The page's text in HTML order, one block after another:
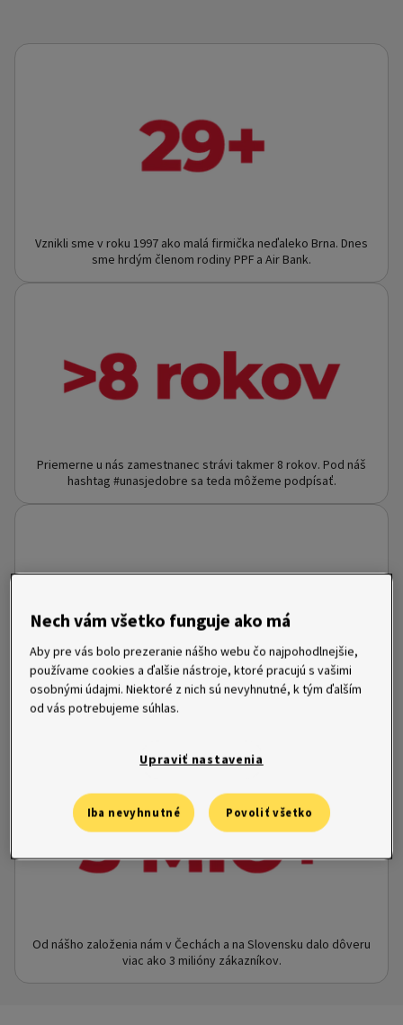
Vznikli sme v roku 1997 ako malá firmička neďaleko Brna. Dnes
sme hrdým členom rodiny PPF a Air Bank.
Priemerne u nás zamestnanec strávi takmer 8 rokov. Pod náš
hashtag #unasjedobre sa teda môžeme podpísať.
V ČR a na Slovensku je nás viac ako osemsto. Na Slovensku
sídlime v Piešťanoch, v azda najznámejšom kúpeľnom meste.
Od nášho založenia nám v Čechách a na Slovensku dalo dôveru
viac ako 3 milióny zákazníkov.
Nech vám všetko funguje ako má
Aby pre vás bolo prezeranie nášho webu čo najpohodlnejšie,
používame cookies a ďalšie nástroje, ktoré pracujú s vašimi
osobnými údajmi. Niektoré z nich sú nevyhnutné, k tým ďalším
od vás potrebujeme súhlas.
Upraviť nastavenia
Iba nevyhnutné Povoliť všetko